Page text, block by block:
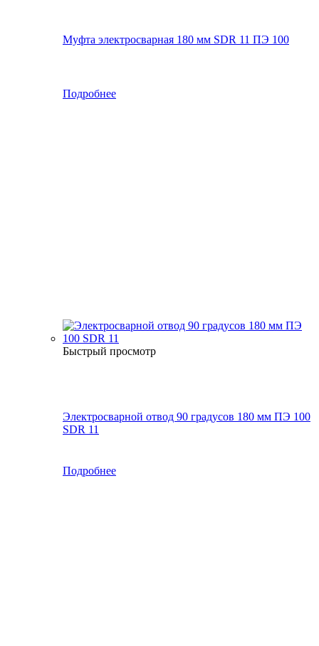
Муфта электросварная 180 мм SDR 11 ПЭ 100
Подробнее
Быстрый просмотр
Электросварной отвод 90 градусов 180 мм ПЭ 100
SDR 11
Подробнее